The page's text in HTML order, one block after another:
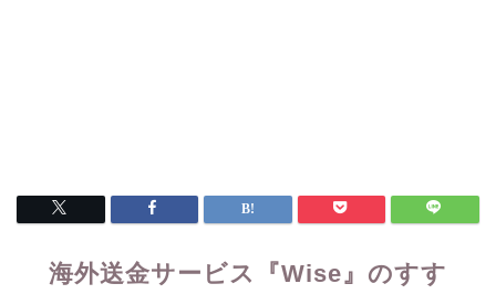
海外送金サービス『Wise』のすす